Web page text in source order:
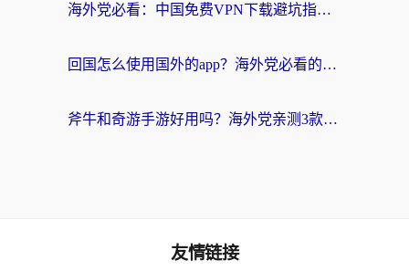
海外党必看：中国免费VPN下载避坑指南 + 无缝访问国内资源的终极方案
回国怎么使用国外的app？海外党必看的无缝访问国内资源全攻略
斧牛和奇游手游好用吗？海外党亲测3款回国加速器，选对才能无缝刷国内资源
友情链接